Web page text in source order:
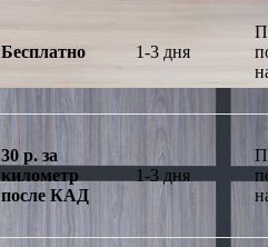
Бесплатно 1-3 дня
30 р. за
километр
после КАД
1-3 дня